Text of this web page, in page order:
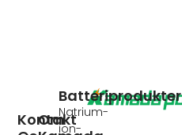
Batteriprodukter
Natrium-
ion-
Om
Kontakt